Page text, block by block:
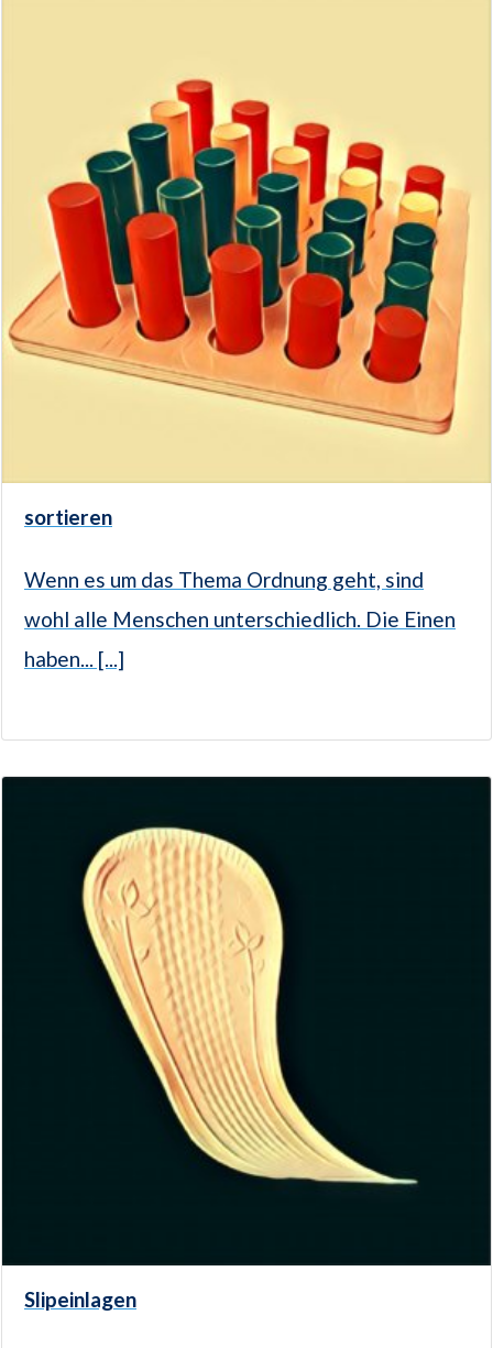
sortieren
Wenn es um das Thema Ordnung geht, sind
wohl alle Menschen unterschiedlich. Die Einen
haben... [...]
Slipeinlagen